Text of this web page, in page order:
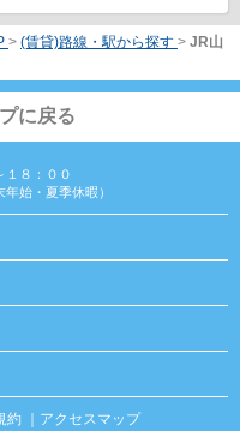
> (賃貸)路線・駅から探す > JR山
に戻る
１８：００
始・夏季休暇）
約 ｜アクセスマップ